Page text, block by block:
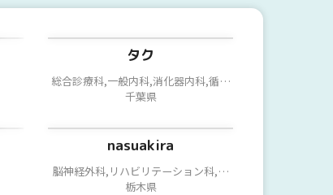
タク
総合診療科,一般内科,消化器内科,循環
器内科,呼吸器内科,美容皮膚科,放射線
外科,呼吸器外科,乳腺・甲状腺・内分
泌外科,美容外科,脳神経外科,整形外科
千葉県
nasuakira
脳神経外科,リハビリテーション科,脳
卒中科
栃木県